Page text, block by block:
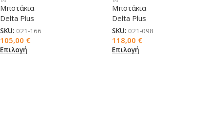
Μποτάκια
Delta Plus
SKU: 021-166
105,00 €
Επιλογή
Μποτάκια
Delta Plus
SKU: 021-098
118,00 €
Επιλογή